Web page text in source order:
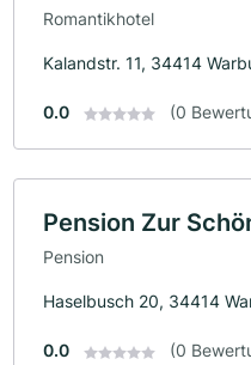
Romantikhotel
Kalandstr. 11, 34414
0.0 (0
Pension Zur
Pension
Haselbusch 20, 34414
0.0 (0